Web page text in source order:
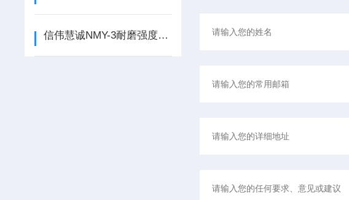
信伟慧诚NMY-3耐磨强度测定仪是测定活性炭耐磨强度的仪器